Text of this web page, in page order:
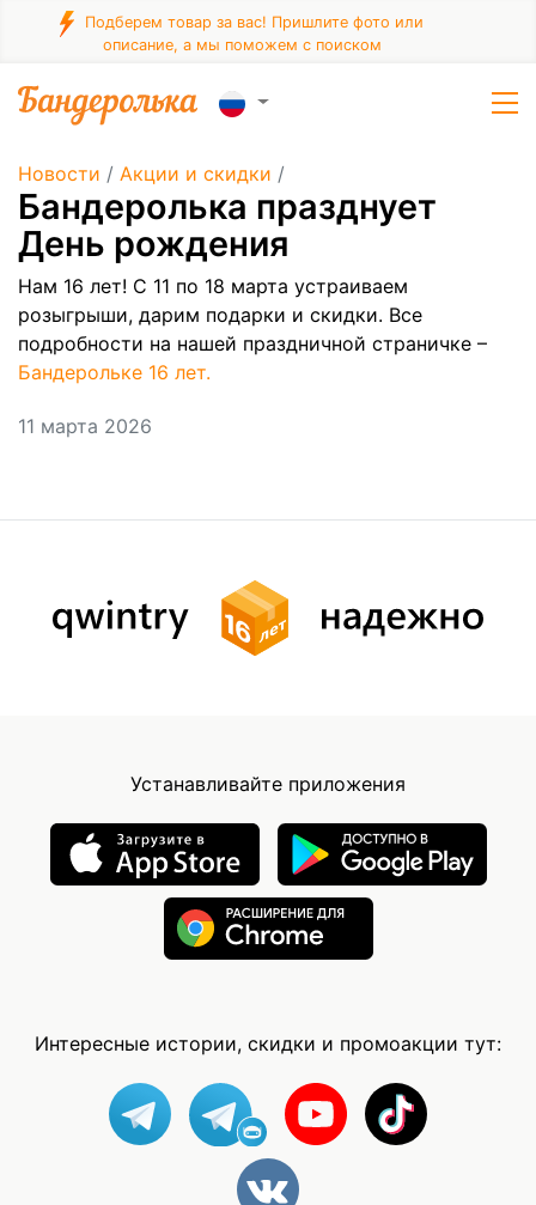
Подберем товар за вас! Пришлите фото или
описание, а мы поможем с поиском
Новости / Акции и скидки /
Бандеролька празднует
День рождения
Нам 16 лет! С 11 по 18 марта устраиваем
розыгрыши, дарим подарки и скидки. Все
подробности на нашей праздничной страничке –
Бандерольке 16 лет.
11 марта 2026
Устанавливайте приложения
Интересные истории, скидки и промоакции тут: